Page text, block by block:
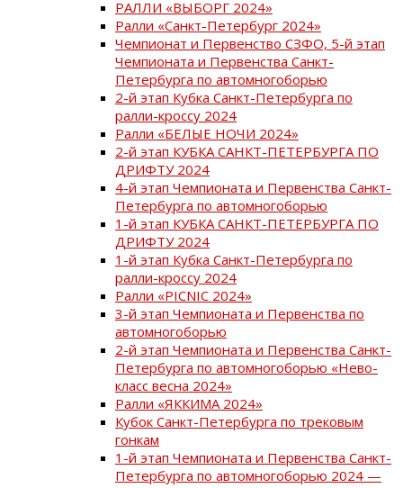
РАЛЛИ «ВЫБОРГ 2024»
Ралли «Санкт-Петербург 2024»
Чемпионат и Первенство СЗФО, 5-й этап
Чемпионата и Первенства Санкт-
Петербурга по автомногоборью
2-й этап Кубка Санкт-Петербурга по
ралли-кроссу 2024
Ралли «БЕЛЫЕ НОЧИ 2024»
2-й этап КУБКА САНКТ-ПЕТЕРБУРГА ПО
ДРИФТУ 2024
4-й этап Чемпионата и Первенства Санкт-
Петербурга по автомногоборью
1-й этап КУБКА САНКТ-ПЕТЕРБУРГА ПО
ДРИФТУ 2024
1-й этап Кубка Санкт-Петербурга по
ралли-кроссу 2024
Ралли «PICNIC 2024»
3-й этап Чемпионата и Первенства по
автомногоборью
2-й этап Чемпионата и Первенства Санкт-
Петербурга по автомногоборью «Нево-
класс весна 2024»
Ралли «ЯККИМА 2024»
Кубок Санкт-Петербурга по трековым
гонкам
1-й этап Чемпионата и Первенства Санкт-
Петербурга по автомногоборью 2024 —